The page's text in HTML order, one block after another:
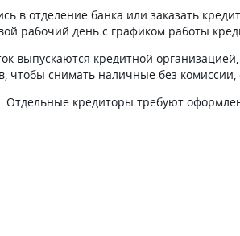
в отделение банка или заказать
рабочий день с графиком работы
выпускаются кредитной
чтобы снимать наличные без
кредиторы требуют